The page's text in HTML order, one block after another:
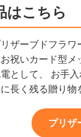
はこちら
ザーブドフラワ
祝いカード型メ
として、 お手
長く残る贈り物
プリザ